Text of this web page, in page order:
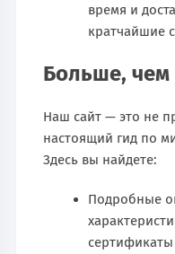
время и
кратчайшие
Больше, чем
Наш сайт — это не
настоящий гид по
Здесь вы найдете:
Подробные
сертификаты